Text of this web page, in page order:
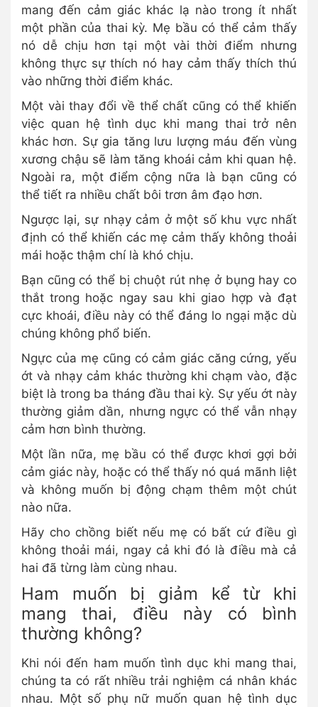
mang đến cảm giác khác lạ nào trong ít nhất
một phần của thai kỳ. Mẹ bầu có thể cảm thấy
nó dễ chịu hơn tại một vài thời điểm nhưng
không thực sự thích nó hay cảm thấy thích thú
vào những thời điểm khác.
Một vài thay đổi về thể chất cũng có thể khiến
việc quan hệ tình dục khi mang thai trở nên
khác hơn. Sự gia tăng lưu lượng máu đến vùng
xương chậu sẽ làm tăng khoái cảm khi quan hệ.
Ngoài ra, một điểm cộng nữa là bạn cũng có
thể tiết ra nhiều chất bôi trơn âm đạo hơn.
Ngược lại, sự nhạy cảm ở một số khu vực nhất
định có thể khiến các mẹ cảm thấy không thoải
mái hoặc thậm chí là khó chịu.
Bạn cũng có thể bị chuột rút nhẹ ở bụng hay co
thắt trong hoặc ngay sau khi giao hợp và đạt
cực khoái, điều này có thể đáng lo ngại mặc dù
chúng không phổ biến.
Ngực của mẹ cũng có cảm giác căng cứng, yếu
ớt và nhạy cảm khác thường khi chạm vào, đặc
biệt là trong ba tháng đầu thai kỳ. Sự yếu ớt này
thường giảm dần, nhưng ngực có thể vẫn nhạy
cảm hơn bình thường.
Một lần nữa, mẹ bầu có thể được khơi gợi bởi
cảm giác này, hoặc có thể thấy nó quá mãnh liệt
và không muốn bị động chạm thêm một chút
nào nữa.
Hãy cho chồng biết nếu mẹ có bất cứ điều gì
không thoải mái, ngay cả khi đó là điều mà cả
hai đã từng làm cùng nhau.
Ham muốn bị giảm kể từ khi
mang thai, điều này có bình
thường không?
Khi nói đến ham muốn tình dục khi mang thai,
chúng ta có rất nhiều trải nghiệm cá nhân khác
nhau. Một số phụ nữ muốn quan hệ tình dục